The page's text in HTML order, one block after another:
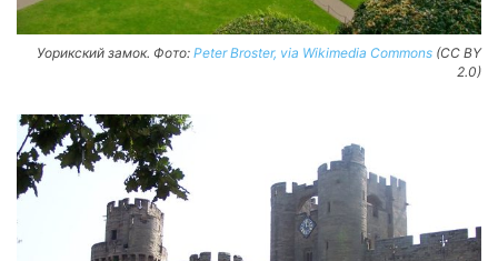
Уорикский замок. Фото: Peter Broster, via Wikimedia Commons (CC BY
2.0)